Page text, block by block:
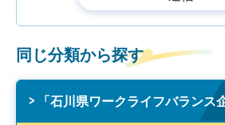
同じ分類から探す
「石川県ワークライフバランス